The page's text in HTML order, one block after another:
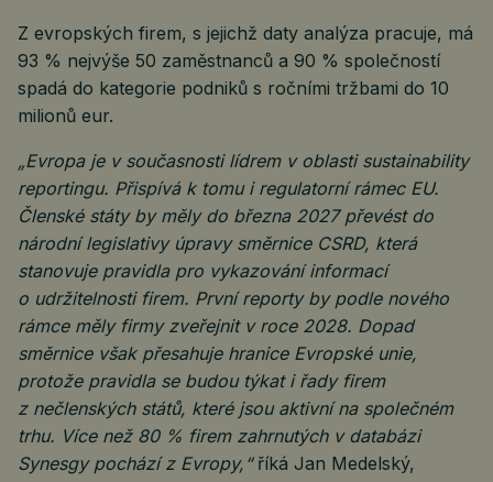
Z evropských firem, s jejichž daty analýza pracuje, má
93 % nejvýše 50 zaměstnanců a 90 % společností
spadá do kategorie podniků s ročními tržbami do 10
milionů eur.
„Evropa je v současnosti lídrem v oblasti sustainability
reportingu. Přispívá k tomu i regulatorní rámec EU.
Členské státy by měly do března 2027 převést do
národní legislativy úpravy směrnice CSRD, která
stanovuje pravidla pro vykazování informací
o udržitelnosti firem. První reporty by podle nového
rámce měly firmy zveřejnit v roce 2028. Dopad
směrnice však přesahuje hranice Evropské unie,
protože pravidla se budou týkat i řady firem
z nečlenských států, které jsou aktivní na společném
trhu. Více než 80 % firem zahrnutých v databázi
Synesgy pochází z Evropy,“říká Jan Medelský,